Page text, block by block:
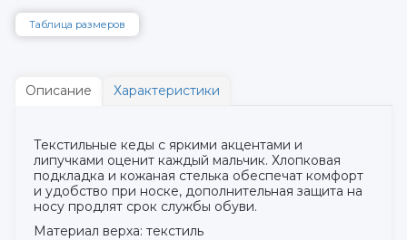
Таблица размеров
Описание Характеристики
Текстильные кеды с яркими акцентами и
липучками оценит каждый мальчик. Хлопковая
подкладка и кожаная стелька обеспечат комфорт
и удобство при носке, дополнительная защита на
носу продлят срок службы обуви.
Материал верха: текстиль